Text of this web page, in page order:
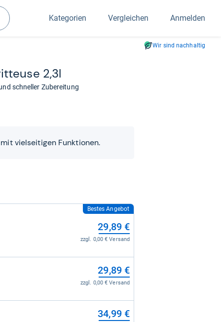
Suchen
Kategorien Vergleichen Anmelden
Wir sind nachhaltig
2,3l
schneller Zubereitung
vielseitigen Funktionen.
Bestes Angebot
29,89 €
zzgl. 0,00 € Versand
29,89 €
zzgl. 0,00 € Versand
34,99 €